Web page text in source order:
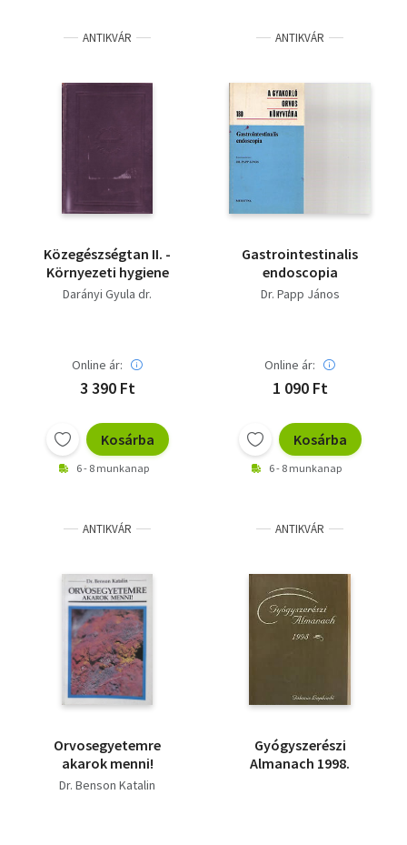
ANTIKVÁR
Közegészségtan II. -
Környezeti hygiene
Darányi Gyula dr.
Online ár:
3 390 Ft
Kosárba
6 - 8 munkanap
ANTIKVÁR
Gastrointestinalis
endoscopia
Dr. Papp János
Online ár:
1 090 Ft
Kosárba
6 - 8 munkanap
ANTIKVÁR
Orvosegyetemre
akarok menni!
Dr. Benson Katalin
ANTIKVÁR
Gyógyszerészi
Almanach 1998.